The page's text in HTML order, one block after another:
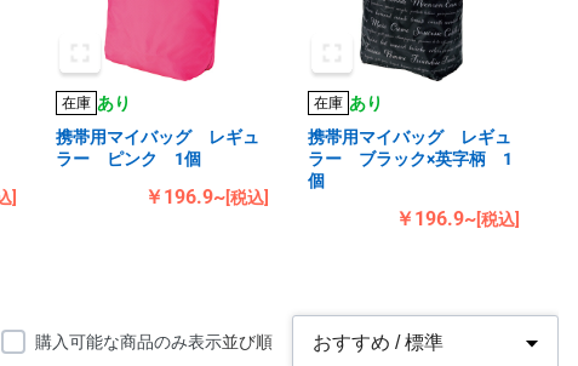
]
在庫 あり
携帯用マイバッグ レギュ
ラー ピンク 1個
￥196.9~[税込]
在庫 あり
携帯用マイバッグ レギュ
ラー ブラック×英字柄 1
個
￥196.9~[税込]
購入可能な商品のみ表示並び順